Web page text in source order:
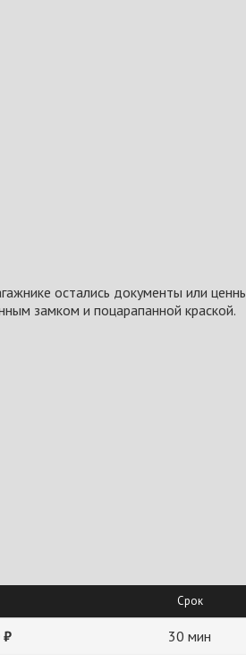
остались документы или
замком и поцарапанной краской.
Срок
₽ 30 мин